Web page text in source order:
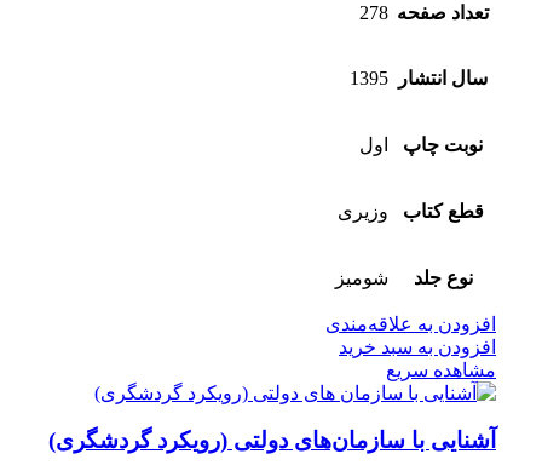
تعداد صفحه 278
سال انتشار 1395
نوبت چاپ اول
قطع کتاب وزیری
نوع جلد شومیز
افزودن به علاقه‌مندی
افزودن به سبد خرید
مشاهده سریع
آشنایی با سازمان‌های دولتی (رویکرد گردشگری)